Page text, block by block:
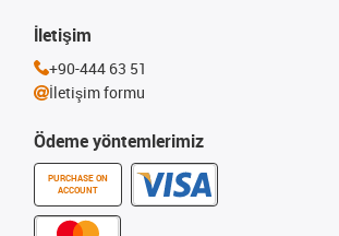
Ödeme yöntemlerimiz
PURCHASE ON
ACCOUNT
İletişim
+90-444 63 51
İletişim formu